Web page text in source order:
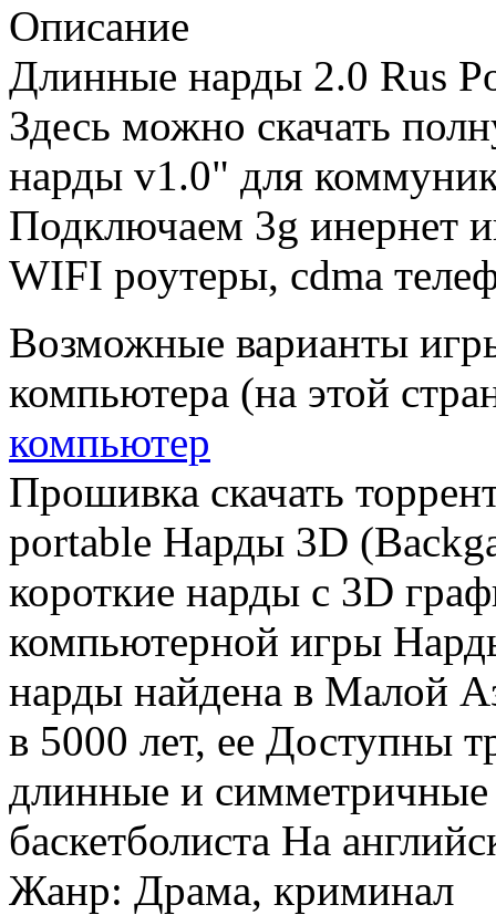
Описание
Длинные нарды 2.0 Rus
Здесь можно скачать
нарды v1.0" для
Подключаем 3g инернет
WIFI роутеры, cdma
Возможные варианты
компьютера (на этой
компьютер
Прошивка скачать
portable Нарды 3D
короткие нарды с 3D
компьютерной игры
нарды найдена в Малой
в 5000 лет, ее Доступны
длинные и
баскетболиста На
Жанр: Драма, криминал